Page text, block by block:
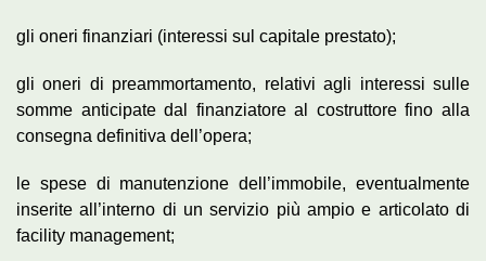
gli oneri finanziari (interessi sul capitale prestato);
gli oneri di preammortamento, relativi agli interessi sulle
somme anticipate dal finanziatore al costruttore fino alla
consegna definitiva dell’opera;
le spese di manutenzione dell’immobile, eventualmente
inserite all’interno di un servizio più ampio e articolato di
facility management;